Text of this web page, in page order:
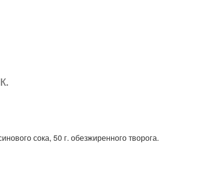
сока, 50 г. обезжиренного творога.